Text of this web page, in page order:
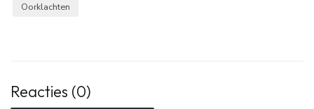
Oorklachten
Reacties (0)